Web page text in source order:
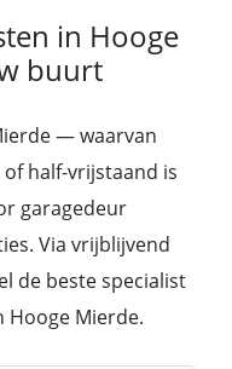
in Hooge
buurt
— waarvan
half-vrijstaand is
garagedeur
Via vrijblijvend
de beste specialist
Mierde.